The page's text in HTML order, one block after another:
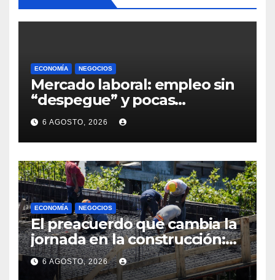
ECONOMÍA NEGOCIOS
Mercado laboral: empleo sin
“despegue” y pocas
expectativas empresariales
sobre aumento de personal
6 AGOSTO, 2026
ECONOMÍA NEGOCIOS
El preacuerdo que cambia la
jornada en la construcción:
menos horas, subas reales y
convenio hasta 2031
6 AGOSTO, 2026